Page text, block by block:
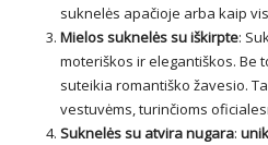
suknelės apačioje arba kaip
Mielos suknelės su iškirpte:
moteriškos ir elegantiškos. Be
suteikia romantiško žavesio.
vestuvėms, turinčioms
Suknelės su atvira nugara: